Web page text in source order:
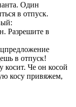
Один
в отпуск.
Разрешите в
в отпуск!
косит. Че он косой
косу привяжем,